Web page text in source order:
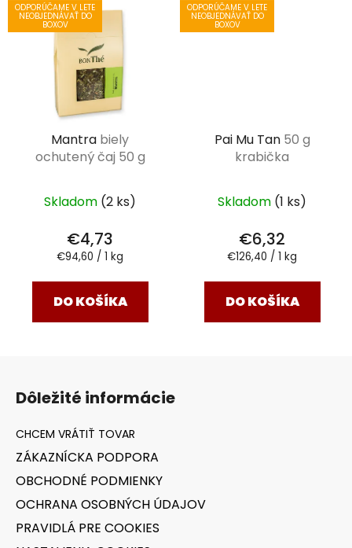
ODPORÚČAME V LETE
NEOBJEDNÁVAŤ DO
BOXOV
Mantra biely
ochutený čaj 50 g
Skladom (2 ks)
€4,73
Jednotková
€94,60 / 1 kg
DO KOŠÍKA
ODPORÚČAME V LETE
NEOBJEDNÁVAŤ DO
BOXOV
Pai Mu Tan 50 g
krabička
Skladom (1 ks)
€6,32
Jednotková
€126,40 / 1 kg
DO KOŠÍKA
Dôležité informácie
ZÁKAZNÍCKA PODPORA
OBCHODNÉ PODMIENKY
OCHRANA OSOBNÝCH ÚDAJOV
PRAVIDLÁ PRE COOKIES